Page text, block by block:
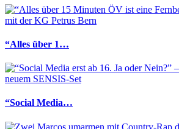
“Alles über 1…
“Social Media…